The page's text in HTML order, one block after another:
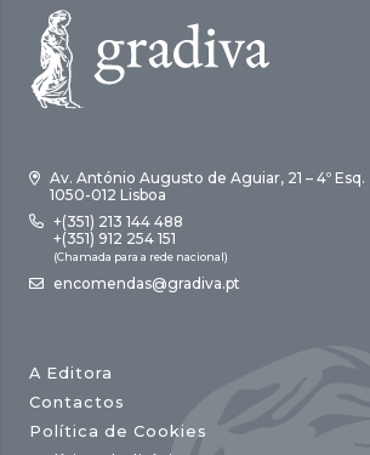
Av. António Augusto de Aguiar, 21 – 4º Esq.
1050-012 Lisboa
+(351) 213 144 488
+(351) 912 254 151
(Chamada para a rede nacional)
encomendas@gradiva.pt
A Editora
Contactos
Política de Cookies